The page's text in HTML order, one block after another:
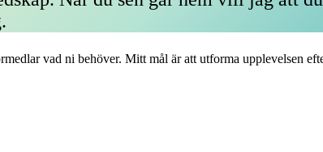
vad ni behöver. Mitt mål är att utforma upplevelsen